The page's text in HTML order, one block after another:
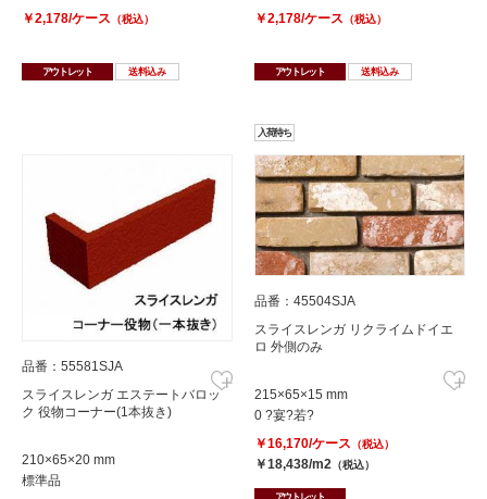
￥2,178/ケース （税込）
アウトレット 送料込み
￥2,178/ケース （税込）
アウトレット 送料込み
品番：55581SJA
スライスレンガ エステートバロッ
ク 役物コーナー(1本抜き)
210×65×20 mm
標準品
入荷待ち
品番：45504SJA
スライスレンガ リクライムドイエ
ロ 外側のみ
215×65×15 mm
0 ?宴?若?
￥16,170/ケース （税込）
￥18,438/m2 （税込）